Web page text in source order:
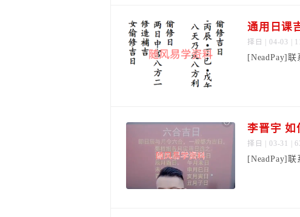
通用日课
择日 | 04-03 |
[NeadPay]
择日 | 03-31 |
[NeadPay]